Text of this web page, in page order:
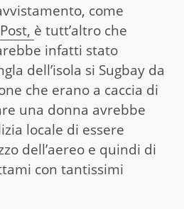
come
è tutt’altro che
infatti stato
dell’isola si Sugbay da
che erano a caccia di
una donna avrebbe
locale di essere
dell’aereo e quindi di
con tantissimi